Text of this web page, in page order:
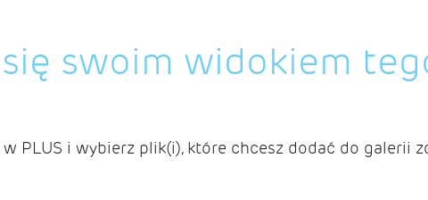
swoim widokiem
PLUS i wybierz plik(i), które chcesz dodać do galerii